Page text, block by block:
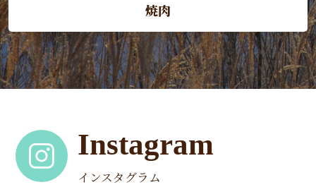
焼肉
Instagram
インスタグラム